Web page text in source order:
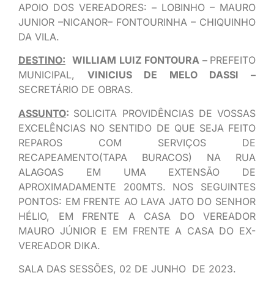
APOIO DOS VEREADORES: – LOBINHO – MAURO
JUNIOR –NICANOR– FONTOURINHA – CHIQUINHO
DA VILA.
DESTINO: WILLIAM LUIZ FONTOURA – PREFEITO
MUNICIPAL, VINICIUS DE MELO DASSI –
SECRETÁRIO DE OBRAS.
ASSUNTO: SOLICITA PROVIDÊNCIAS DE VOSSAS
EXCELÊNCIAS NO SENTIDO DE QUE SEJA FEITO
REPAROS COM SERVIÇOS DE
RECAPEAMENTO(TAPA BURACOS) NA RUA
ALAGOAS EM UMA EXTENSÃO DE
APROXIMADAMENTE 200MTS. NOS SEGUINTES
PONTOS: EM FRENTE AO LAVA JATO DO SENHOR
HÉLIO, EM FRENTE A CASA DO VEREADOR
MAURO JÚNIOR E EM FRENTE A CASA DO EX-
VEREADOR DIKA.
SALA DAS SESSÕES, 02 DE JUNHO DE 2023.